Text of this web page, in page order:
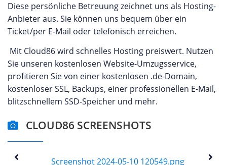
Diese persönliche Betreuung zeichnet uns als Hosting-
Anbieter aus. Sie können uns bequem über ein
Ticket/per E-Mail oder telefonisch erreichen.
Mit Cloud86 wird schnelles Hosting preiswert. Nutzen
Sie unseren kostenlosen Website-Umzugsservice,
profitieren Sie von einer kostenlosen .de-Domain,
kostenloser SSL, Backups, einer professionellen E-Mail,
blitzschnellem SSD-Speicher und mehr.
CLOUD86 SCREENSHOTS